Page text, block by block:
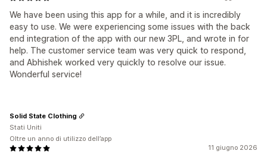
We have been using this app for a while, and it is incredibly
easy to use. We were experiencing some issues with the back
end integration of the app with our new 3PL, and wrote in for
help. The customer service team was very quick to respond,
and Abhishek worked very quickly to resolve our issue.
Wonderful service!
11 giugno 2026
Solid State Clothing
Stati Uniti
Oltre un anno di utilizzo dell’app